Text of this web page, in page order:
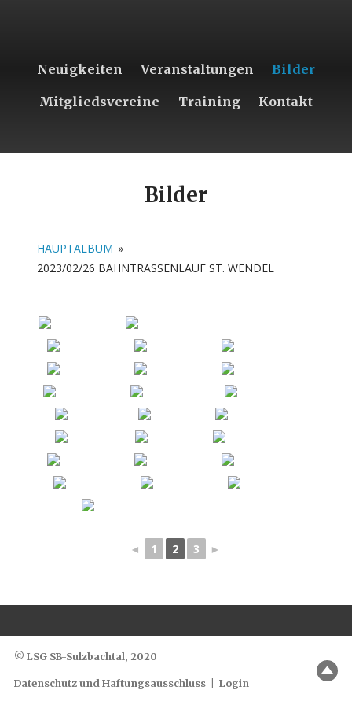
Neuigkeiten Veranstaltungen Bilder
Mitgliedsvereine Training Kontakt
Bilder
HAUPTALBUM »
2023/02/26 BAHNTRASSENLAUF ST. WENDEL
◄ 1 2 3 ►
© LSG SB-Sulzbachtal, 2020
Datenschutz und Haftungsausschluss Login